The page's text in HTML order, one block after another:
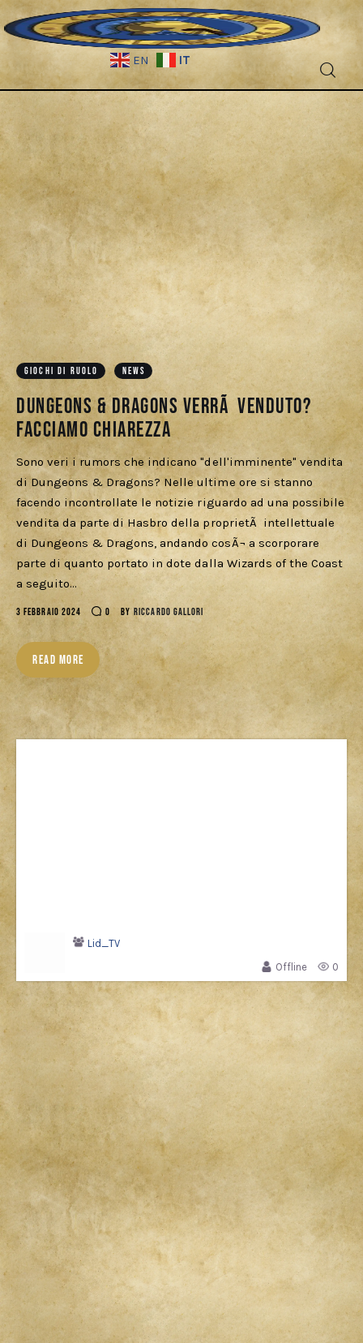
EN IT
Fantascienza
Fantasy
Games
Recensioni
Libri e fumetti
Cercatori
Download
GIOCHI DI RUOLO NEWS
Dungeons & Dragons verrÃ venduto?
Facciamo chiarezza
Sono veri i rumors che indicano "dell'imminente" vendita
di Dungeons & Dragons? Nelle ultime ore si stanno
facendo incontrollate le notizie riguardo ad una possibile
vendita da parte di Hasbro della proprietÃ intellettuale
di Dungeons & Dragons, andando cosÃ¬ a scorporare
parte di quanto portato in dote dalla Wizards of the Coast
a seguito…
3 FEBBRAIO 2024 0 BY RICCARDO GALLORI
READ MORE
Lid_TV
Offline
0